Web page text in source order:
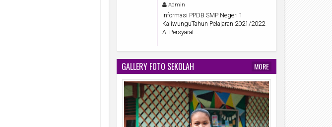
Admin
Informasi PPDB SMP Negeri 1
KaliwunguTahun Pelajaran 2021/2022
A. Persyarat...
GALLERY FOTO SEKOLAH MORE